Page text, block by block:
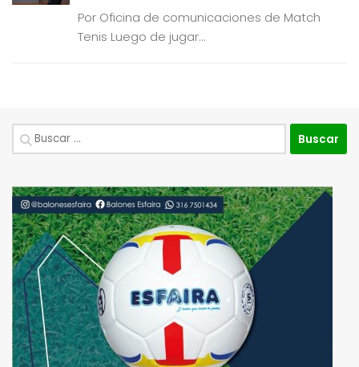
Por Oficina de comunicaciones de Match
Tenis Luego de jugar...
Buscar: